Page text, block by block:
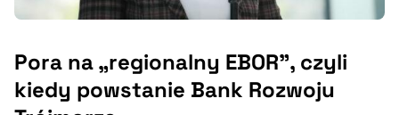
Pora na „regionalny EBOR”, czyli
kiedy powstanie Bank Rozwoju